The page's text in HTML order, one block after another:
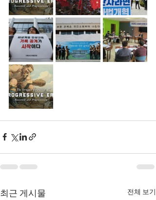
최근 게시물 전체 보기